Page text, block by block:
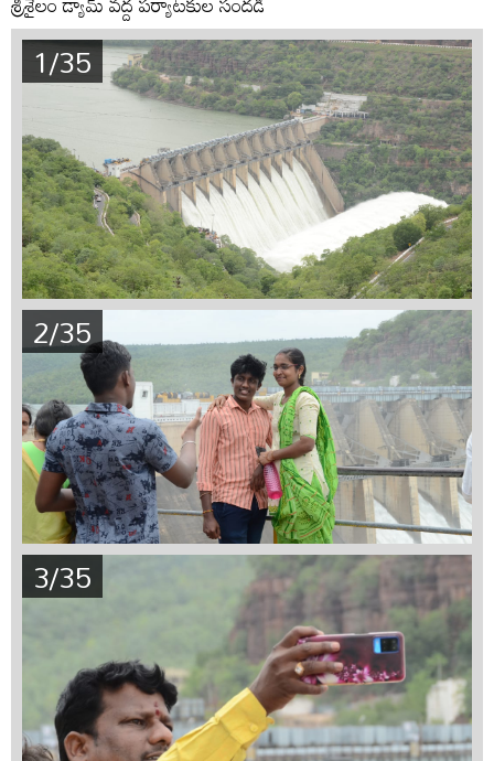
1/35
2/35
3/35